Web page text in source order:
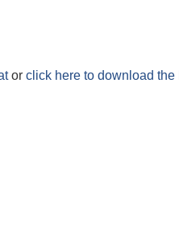
or click here to download the